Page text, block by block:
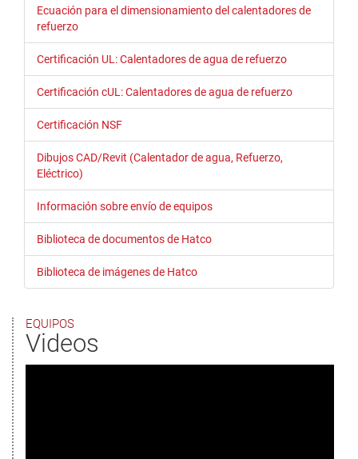
Ecuación para el dimensionamiento del calentadores de
refuerzo
Certificación UL: Calentadores de agua de refuerzo
Certificación cUL: Calentadores de agua de refuerzo
Certificación NSF
Dibujos CAD/Revit (Calentador de agua, Refuerzo,
Eléctrico)
Información sobre envío de equipos
Biblioteca de documentos de Hatco
Biblioteca de imágenes de Hatco
EQUIPOS
Videos